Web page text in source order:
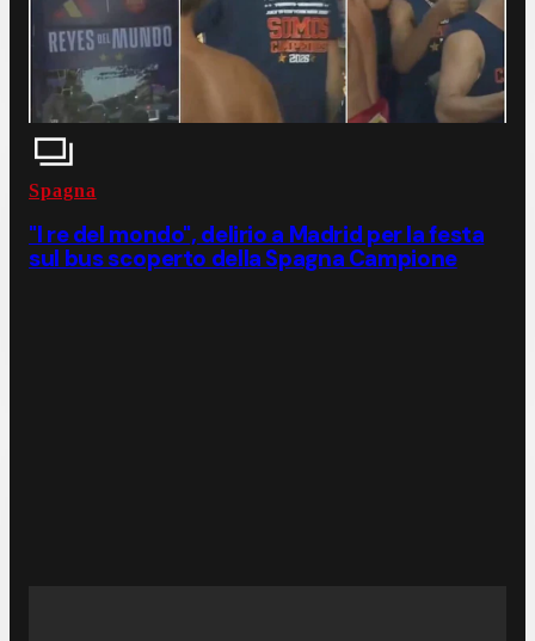
Spagna
"I re del mondo", delirio a Madrid per la festa
sul bus scoperto della Spagna Campione